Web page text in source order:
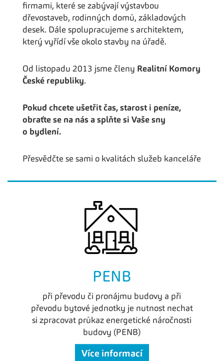
firmami, které se zabývají výstavbou
dřevostaveb, rodinných domů, základových
desek. Dále spolupracujeme s architektem,
který vyřídí vše okolo stavby na úřadě.
Od listopadu 2013 jsme členy Realitní Komory
České republiky.
Pokud chcete ušetřit čas, starost i peníze,
obraťte se na nás a splňte si Vaše sny
o bydlení.
Přesvědčte se sami o kvalitách služeb kanceláře
PENB
při převodu či pronájmu budovy a při
převodu bytové jednotky je nutnost nechat
si zpracovat průkaz energetické náročnosti
budovy (PENB)
Více informací